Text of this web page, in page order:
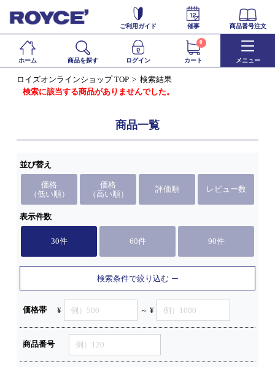
ご利用ガイド 催事 商品番号注文
ホーム 商品を探す ログイン カート
0
メニュー
ロイズオンラインショップ TOP
検索結果
検索に該当する商品がありませんでした。
商品一覧
並び替え
価格
（低い順）
価格
（高い順）
評価順 レビュー数
表示件数
30件 60件 90件
検索条件で絞り込む
価格帯 ¥ ～ ¥
商品番号